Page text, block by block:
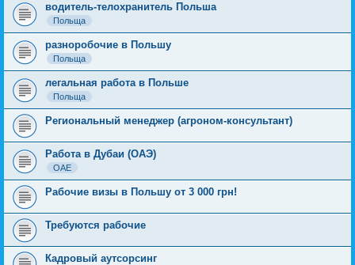
водитель-телохранитель Польша
Польща
разноробочие в Польшу
Польща
легальная работа в Польше
Польща
Региональный менеджер (агроном-консультант)
Работа в Дубаи (ОАЭ)
ОАЕ
Рабочие визы в Польшу от 3 000 грн!
Требуются рабочие
Кадровый аутсорсинг